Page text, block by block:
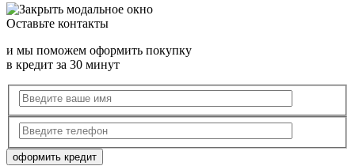
Оставьте контакты
и мы поможем оформить покупку
в кредит за 30 минут